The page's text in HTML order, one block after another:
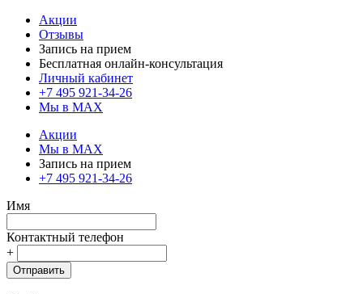
Акции
Отзывы
Запись на прием
Бесплатная онлайн-консультация
Личный кабинет
+7 495 921-34-26
Мы в MAX
Акции
Мы в MAX
Запись на прием
+7 495 921-34-26
Имя
Контактный телефон
+
Отправить